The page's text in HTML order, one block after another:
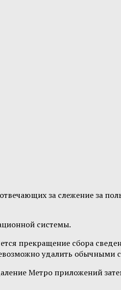
за слежение за
системы.
прекращение сбора
удалить обычными
Метро приложений